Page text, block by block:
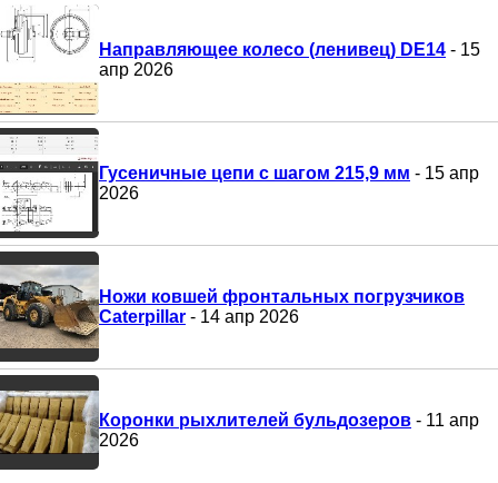
Направляющее колесо (ленивец) DE14 - 15
апр 2026
Гусеничные цепи с шагом 215,9 мм - 15 апр
2026
Ножи ковшей фронтальных погрузчиков
Caterpillar - 14 апр 2026
Коронки рыхлителей бульдозеров - 11 апр
2026